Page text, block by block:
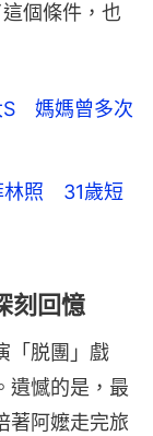
個條件，也
S 媽媽曾多次
林照 31歲短
刻回憶
「脱團」戲
遺憾的是，最
著阿嬤走完旅